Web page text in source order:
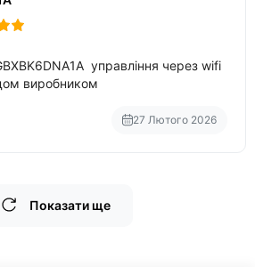
управління через wifi
виробником
27 Лютого 2026
Показати ще